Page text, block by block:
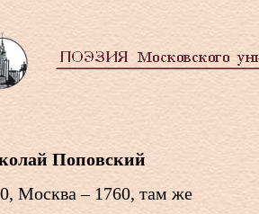
Поповский
Москва – 1760, там же